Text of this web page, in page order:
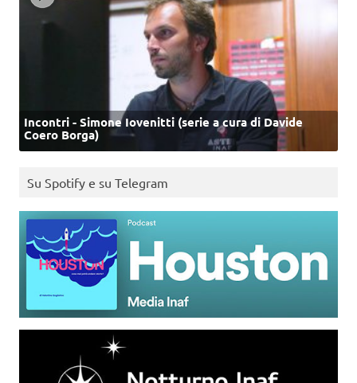
Incontri - Simone Iovenitti (serie a cura di Davide
Coero Borga)
Su Spotify e su Telegram